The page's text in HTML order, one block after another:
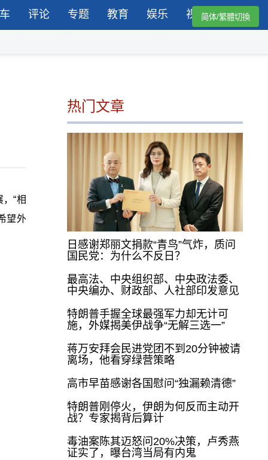
评论 专题 教育 娱乐 视频简体/繁體切換
“相
望外
热门文章
日感谢郑丽文捐款“青鸟”气炸，质问
国民党：为什么不反日？
最高法、中央组织部、中央政法委、
中央编办、财政部、人社部印发意见
特朗普手握全球最强军力却无计可
施，外媒揭美伊战争“无解三选一”
蒋万安拜会民进党团不到20分钟被请
离场，他看穿绿营策略
高市早苗感谢各国慰问“独漏赖清德”
特朗普刚停火，伊朗为何反而主动开
战？专家揭背后算计
毒油案陈其迈怒问20%决策，卢秀燕
证实了，曝台湾当局有内鬼